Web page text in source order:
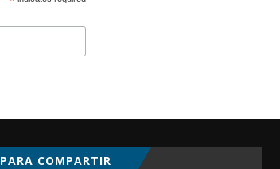
PARA COMPARTIR